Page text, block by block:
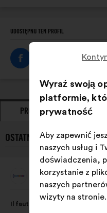
UDOSTĘPNIJ TEN PROFIL
PROPOZYCJE
OSTATNIE PROPOZYCJE
Propozycja:Konexio
propozycji:
Il faut mettre en place des
czym
Wyraź swoją
platformie,
prywatność
Aby zapewnić
naszych usług i
doświadczenia,
korzystanie z
naszych
wizyty na stronie.